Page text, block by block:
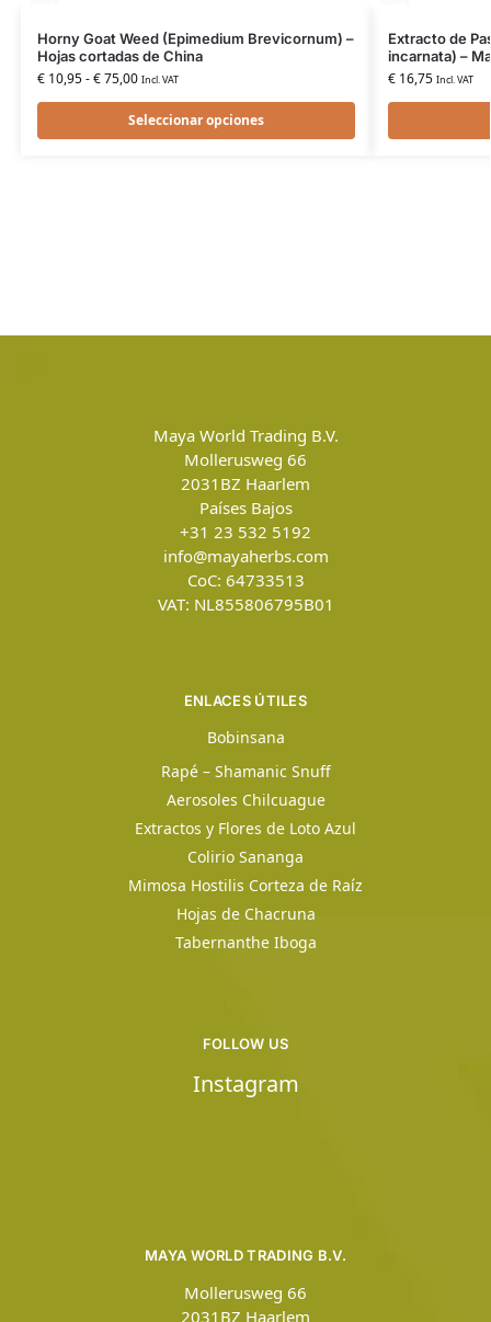
Horny Goat Weed (Epimedium Brevicornum) –
Hojas cortadas de China
€10,95-€75,00 Incl. VAT
Seleccionar opciones
Extracto de
incarnata) –
€16,75 Incl. VAT
Maya World Trading B.V.
Mollerusweg 66
2031BZ Haarlem
Países Bajos
+31 23 532 5192
info@mayaherbs.com
CoC: 64733513
VAT: NL855806795B01
ENLACES ÚTILES
Bobinsana
Rapé – Shamanic Snuff
Aerosoles Chilcuague
Extractos y Flores de Loto Azul
Colirio Sananga
Mimosa Hostilis Corteza de Raíz
Hojas de Chacruna
Tabernanthe Iboga
MAYA WORLD TRADING B.V.
Mollerusweg 66
2031BZ Haarlem
FOLLOW US
Instagram